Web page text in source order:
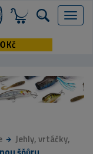
Menu
Kč
Jehly, vrtáčky,